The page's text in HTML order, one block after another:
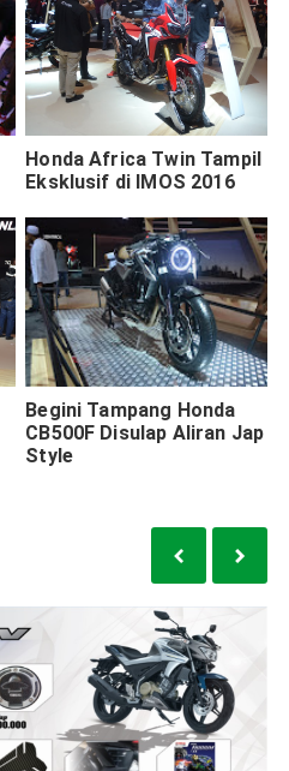
Honda Africa Twin Tampil
Eksklusif di IMOS 2016
Begini Tampang Honda
CB500F Disulap Aliran Jap
Style